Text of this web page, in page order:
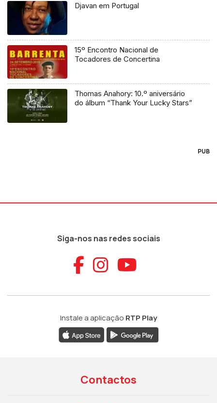
Djavan em Portugal
15º Encontro Nacional de
Tocadores de Concertina
Thomas Anahory: 10.º aniversário
do álbum “Thank Your Lucky Stars”
PUB
Siga-nos nas redes sociais
Aceder ao
Aceder ao
Aceder
Instale a aplicação RTP Play
Contactos